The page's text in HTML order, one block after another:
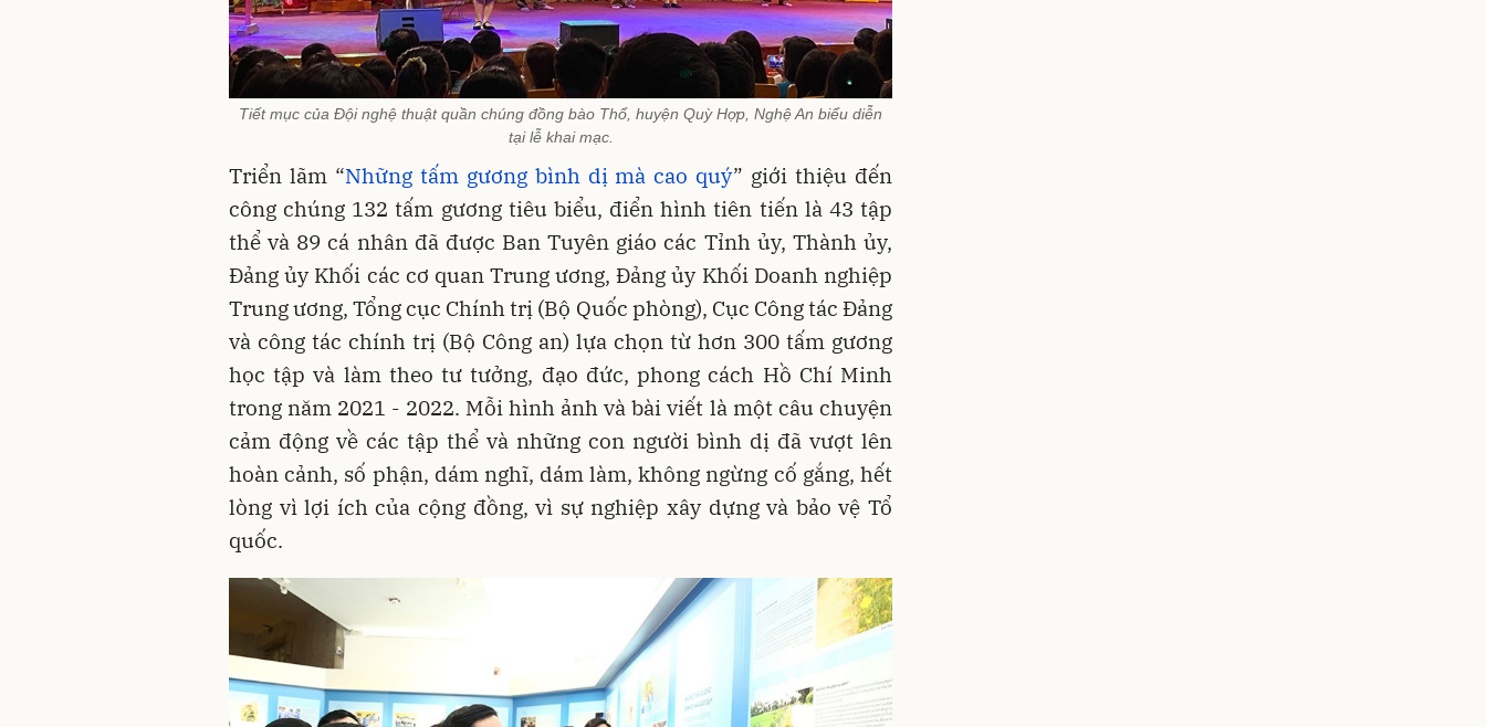
Tiết mục của Đội nghệ thuật quần chúng đồng bào Thổ, huyện Quỳ Hợp, Nghệ An biểu diễn
tại lễ khai mạc.
Triển lãm “Những tấm gương bình dị mà cao quý” giới thiệu đến
công chúng 132 tấm gương tiêu biểu, điển hình tiên tiến là 43 tập
thể và 89 cá nhân đã được Ban Tuyên giáo các Tỉnh ủy, Thành ủy,
Đảng ủy Khối các cơ quan Trung ương, Đảng ủy Khối Doanh nghiệp
Trung ương, Tổng cục Chính trị (Bộ Quốc phòng), Cục Công tác Đảng
và công tác chính trị (Bộ Công an) lựa chọn từ hơn 300 tấm gương
học tập và làm theo tư tưởng, đạo đức, phong cách Hồ Chí Minh
trong năm 2021 - 2022. Mỗi hình ảnh và bài viết là một câu chuyện
cảm động về các tập thể và những con người bình dị đã vượt lên
hoàn cảnh, số phận, dám nghĩ, dám làm, không ngừng cố gắng, hết
lòng vì lợi ích của cộng đồng, vì sự nghiệp xây dựng và bảo vệ Tổ
quốc.